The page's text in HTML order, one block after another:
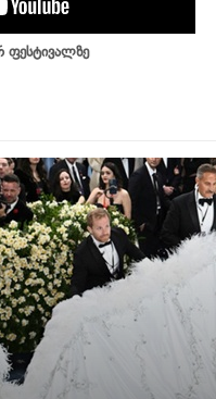
ფესტივალზე